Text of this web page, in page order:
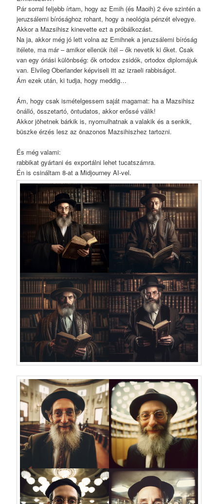
Pár sorral feljebb írtam, hogy az Emih (és Maoih) 2 éve szintén a
jeruzsálemi bírósághoz rohant, hogy a neológia pénzét elvegye.
Akkor a Mazsihisz kinevette ezt a próbálkozást.
Na ja, akkor még jó lett volna az Emihnek a jeruzsálemi bíróság
itélete, ma már – amikor ellenük ítél – ők nevetik ki őket. Csak
van egy óriási különbség: ők ortodox zsidók, ortodox diplomájuk
van. Elvileg Oberlander képviseli itt az izraeli rabbiságot.
Ám ezek után, ki tudja, hogy meddig…
Ám, hogy csak ismételgessem saját magamat: ha a Mazsihisz
önálló, összetartó, öntudatos, akkor erőssé válik!
Akkor jöhetnek bárkik is, nyomulhatnak a valakik és a senkik,
büszke érzés lesz az önazonos Mazsihiszhez tartozni.
És még valami:
rabbikat gyártani és exportálni lehet tucatszámra.
Én is csináltam 8-at a Midjourney AI-vel.